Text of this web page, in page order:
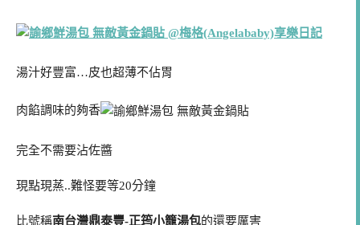
湯汁好豐富…皮也超薄不佔胃
肉餡調味的夠香
完全不需要沾佐醬
現點現蒸..難怪要等20分鐘
比號稱南台灣鼎泰豐-正筠小籠湯包的還要厲害